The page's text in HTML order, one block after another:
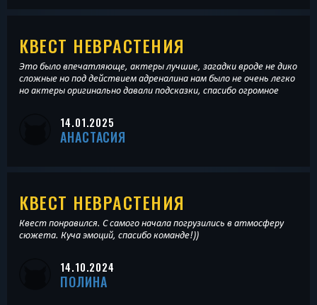
КВЕСТ НЕВРАСТЕНИЯ
Это было впечатляюще, актеры лучшие, загадки вроде не дико
сложные но под действием адреналина нам было не очень легко
но актеры оригинально давали подсказки, спасибо огромное
14.01.2025
АНАСТАСИЯ
КВЕСТ НЕВРАСТЕНИЯ
Квест понравился. С самого начала погрузились в атмосферу
сюжета. Куча эмоций, спасибо команде!))
14.10.2024
ПОЛИНА